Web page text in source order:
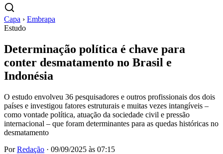
Capa › Embrapa
Estudo
Determinação política é chave para
conter desmatamento no Brasil e
Indonésia
O estudo envolveu 36 pesquisadores e outros profissionais dos dois
países e investigou fatores estruturais e muitas vezes intangíveis –
como vontade política, atuação da sociedade civil e pressão
internacional – que foram determinantes para as quedas históricas no
desmatamento
PorRedação · 09/09/2025 às 07:15